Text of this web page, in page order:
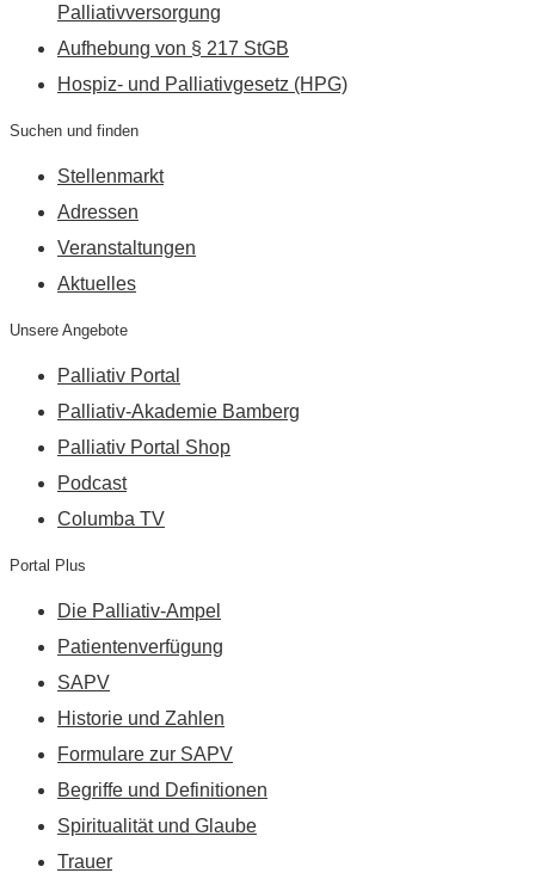
Palliativversorgung
Aufhebung von § 217 StGB
Hospiz- und Palliativgesetz (HPG)
Suchen und finden
Stellenmarkt
Adressen
Veranstaltungen
Aktuelles
Unsere Angebote
Palliativ Portal
Palliativ-Akademie Bamberg
Palliativ Portal Shop
Podcast
Columba TV
Portal Plus
Die Palliativ-Ampel
Patientenverfügung
SAPV
Historie und Zahlen
Formulare zur SAPV
Begriffe und Definitionen
Spiritualität und Glaube
Trauer